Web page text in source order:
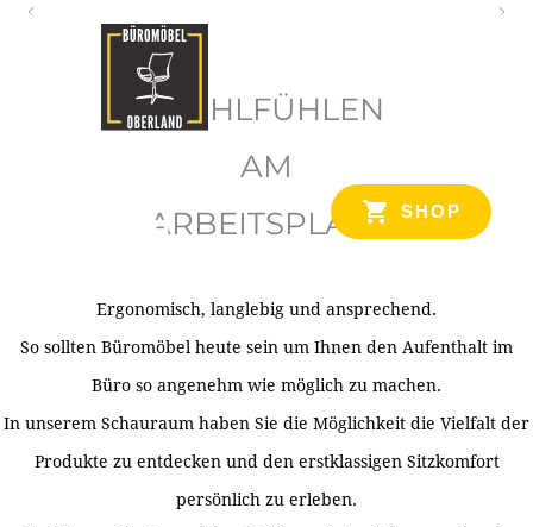
SHOP
WOHLFÜHLEN
AM
ARBEITSPLATZ
Ergonomisch, langlebig und ansprechend.
So sollten Büromöbel heute sein um Ihnen den Aufenthalt im
Büro so angenehm wie möglich zu machen.
In unserem Schauraum haben Sie die Möglichkeit die Vielfalt der
Produkte zu entdecken und den erstklassigen Sitzkomfort
persönlich zu erleben.